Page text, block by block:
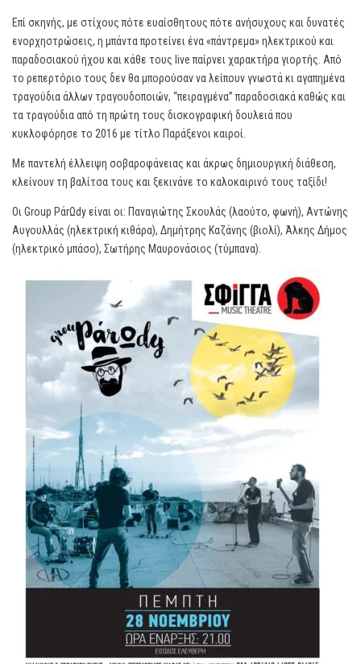
Επί σκηνής, με στίχους πότε ευαίσθητους πότε ανήσυχους και δυνατές
ενορχηστρώσεις, η μπάντα προτείνει ένα «πάντρεμα» ηλεκτρικού και
παραδοσιακού ήχου και κάθε τους live παίρνει χαρακτήρα γιορτής. Από
το ρεπερτόριο τους δεν θα μπορούσαν να λείπουν γνωστά κι αγαπημένα
τραγούδια άλλων τραγουδοποιών, “πειραγμένα” παραδοσιακά καθώς και
τα τραγούδια από τη πρώτη τους δισκογραφική δουλειά που
κυκλοφόρησε το 2016 με τίτλο Παράξενοι καιροί.
Με παντελή έλλειψη σοβαροφάνειας και άκρως δημιουργική διάθεση,
κλείνουν τη βαλίτσα τους και ξεκινάνε το καλοκαιρινό τους ταξίδι!
Οι Group PάrΩdy είναι οι: Παναγιώτης Σκουλάς (λαούτο, φωνή), Αντώνης
Αυγουλλάς (ηλεκτρική κιθάρα), Δημήτρης Καζάνης (βιολί), Άλκης Δήμος
(ηλεκτρικό μπάσο), Σωτήρης Μαυρονάσιος (τύμπανα).